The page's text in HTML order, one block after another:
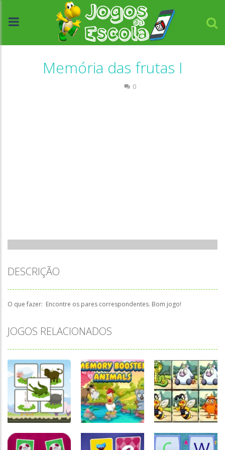
Memória das frutas I
0
DESCRIÇÃO
O que fazer: Encontre os pares correspondentes. Bom jogo!
JOGOS RELACIONADOS